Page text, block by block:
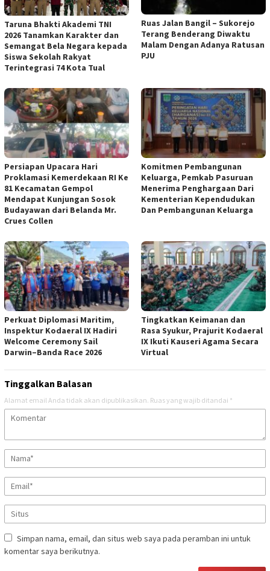
Taruna Bhakti Akademi TNI
2026 Tanamkan Karakter dan
Semangat Bela Negara kepada
Siswa Sekolah Rakyat
Terintegrasi 74 Kota Tual
Ruas Jalan Bangil – Sukorejo
Terang Benderang Diwaktu
Malam Dengan Adanya Ratusan
PJU
Persiapan Upacara Hari
Proklamasi Kemerdekaan RI Ke
81 Kecamatan Gempol
Mendapat Kunjungan Sosok
Budayawan dari Belanda Mr.
Crues Collen
Komitmen Pembangunan
Keluarga, Pemkab Pasuruan
Menerima Penghargaan Dari
Kementerian Kependudukan
Dan Pembangunan Keluarga
Perkuat Diplomasi Maritim,
Inspektur Kodaeral IX Hadiri
Welcome Ceremony Sail
Darwin–Banda Race 2026
Tingkatkan Keimanan dan
Rasa Syukur, Prajurit Kodaeral
IX Ikuti Kauseri Agama Secara
Virtual
Tinggalkan Balasan
Alamat email Anda tidak akan dipublikasikan. Ruas yang wajib ditandai *
Simpan nama, email, dan situs web saya pada peramban ini untuk
komentar saya berikutnya.